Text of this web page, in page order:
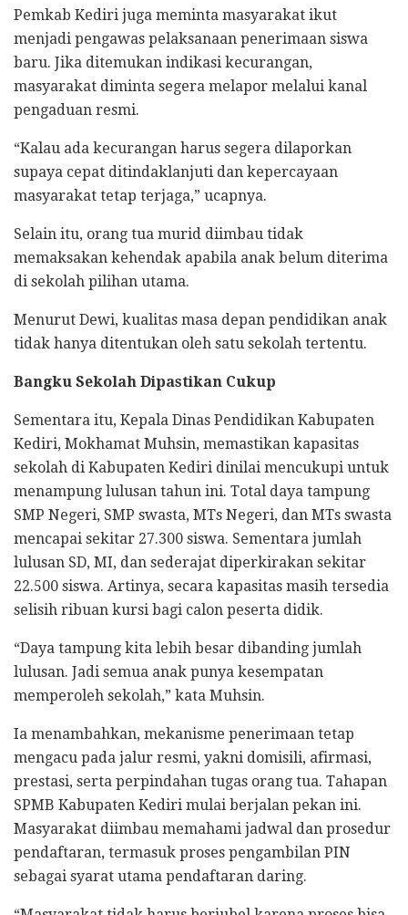
Pemkab Kediri juga meminta masyarakat ikut
menjadi pengawas pelaksanaan penerimaan siswa
baru. Jika ditemukan indikasi kecurangan,
masyarakat diminta segera melapor melalui kanal
pengaduan resmi.
“Kalau ada kecurangan harus segera dilaporkan
supaya cepat ditindaklanjuti dan kepercayaan
masyarakat tetap terjaga,” ucapnya.
Selain itu, orang tua murid diimbau tidak
memaksakan kehendak apabila anak belum diterima
di sekolah pilihan utama.
Menurut Dewi, kualitas masa depan pendidikan anak
tidak hanya ditentukan oleh satu sekolah tertentu.
Bangku Sekolah Dipastikan Cukup
Sementara itu, Kepala Dinas Pendidikan Kabupaten
Kediri, Mokhamat Muhsin, memastikan kapasitas
sekolah di Kabupaten Kediri dinilai mencukupi untuk
menampung lulusan tahun ini. Total daya tampung
SMP Negeri, SMP swasta, MTs Negeri, dan MTs swasta
mencapai sekitar 27.300 siswa. Sementara jumlah
lulusan SD, MI, dan sederajat diperkirakan sekitar
22.500 siswa. Artinya, secara kapasitas masih tersedia
selisih ribuan kursi bagi calon peserta didik.
“Daya tampung kita lebih besar dibanding jumlah
lulusan. Jadi semua anak punya kesempatan
memperoleh sekolah,” kata Muhsin.
Ia menambahkan, mekanisme penerimaan tetap
mengacu pada jalur resmi, yakni domisili, afirmasi,
prestasi, serta perpindahan tugas orang tua. Tahapan
SPMB Kabupaten Kediri mulai berjalan pekan ini.
Masyarakat diimbau memahami jadwal dan prosedur
pendaftaran, termasuk proses pengambilan PIN
sebagai syarat utama pendaftaran daring.